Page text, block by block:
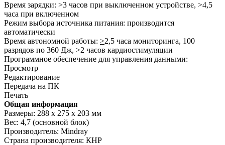
Время зарядки: >3 часов при выключенном устройстве, >4,5
часа при включенном
Режим выбора источника питания: производится
автоматически
Время автономной работы: >2,5 часа мониторинга, 100
разрядов по 360 Дж, >2 часов кардиостимуляции
Программное обеспечение для управления данными:
Просмотр
Редактирование
Передача на ПК
Печать
Общая информация
Размеры: 288 x 275 x 203 мм
Вес: 4,7 (основной блок)
Производитель: Mindray
Страна производителя: КНР